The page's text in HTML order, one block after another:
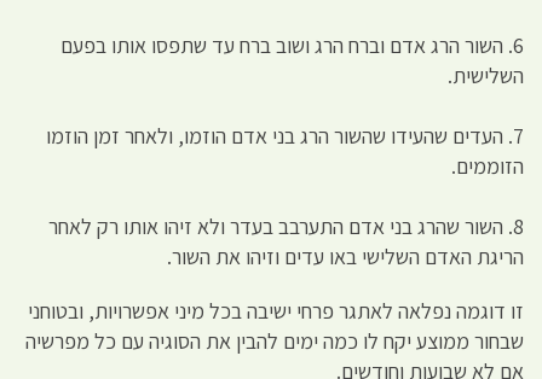
6. השור הרג אדם וברח הרג ושוב ברח עד שתפסו אותו בפעם
השלישית.
7. העדים שהעידו שהשור הרג בני אדם הוזמו, ולאחר זמן הוזמו
הזוממים.
8. השור שהרג בני אדם התערבב בעדר ולא זיהו אותו רק לאחר
הריגת האדם השלישי באו עדים וזיהו את השור.
זו דוגמה נפלאה לאתגר פרחי ישיבה בכל מיני אפשרויות, ובטוחני
שבחור ממוצע יקח לו כמה ימים להבין את הסוגיה עם כל מפרשיה
אם לא שבועות וחודשים.